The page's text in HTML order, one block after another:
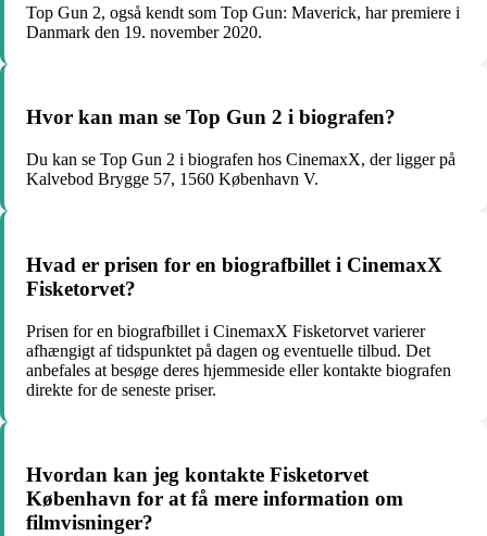
Top Gun 2, også kendt som Top Gun: Maverick, har premiere i
Danmark den 19. november 2020.
Hvor kan man se Top Gun 2 i biografen?
Du kan se Top Gun 2 i biografen hos CinemaxX, der ligger på
Kalvebod Brygge 57, 1560 København V.
Hvad er prisen for en biografbillet i CinemaxX
Fisketorvet?
Prisen for en biografbillet i CinemaxX Fisketorvet varierer
afhængigt af tidspunktet på dagen og eventuelle tilbud. Det
anbefales at besøge deres hjemmeside eller kontakte biografen
direkte for de seneste priser.
Hvordan kan jeg kontakte Fisketorvet
København for at få mere information om
filmvisninger?